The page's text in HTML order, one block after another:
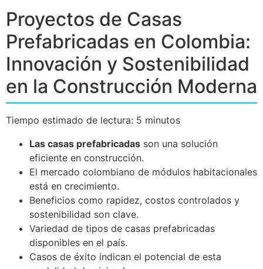
Proyectos de Casas
Prefabricadas en Colombia:
Innovación y Sostenibilidad
en la Construcción Moderna
Tiempo estimado de lectura: 5 minutos
Las casas prefabricadas son una solución
eficiente en construcción.
El mercado colombiano de módulos habitacionales
está en crecimiento.
Beneficios como rapidez, costos controlados y
sostenibilidad son clave.
Variedad de tipos de casas prefabricadas
disponibles en el país.
Casos de éxito indican el potencial de esta